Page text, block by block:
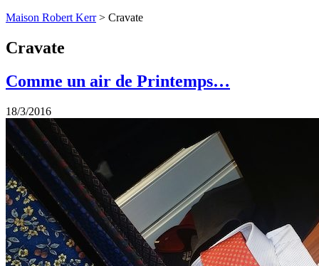
Maison Robert Kerr> Cravate
Cravate
Comme un air de Printemps…
18/3/2016